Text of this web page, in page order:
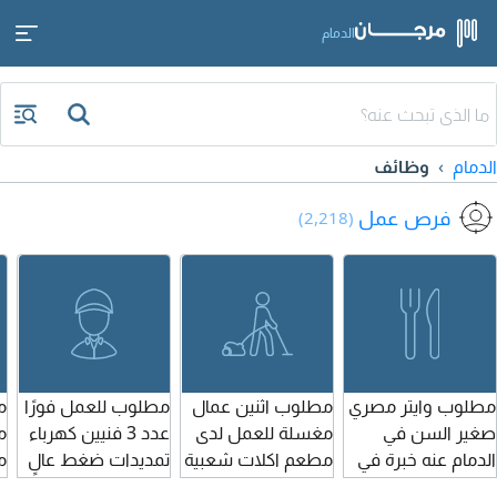
الدمام
الدمام وظائف
فرص عمل (2,218)
مطلوب وايتر مصري
صغير السن في
الدمام عنه خبرة في
التعامل مع العملاء
مطلوب اثنين عمال
مغسلة للعمل لدى
مطعم اكلات شعبية
في الدمام
مطلوب للعمل فورًا
عدد 3 فنيين كهرباء
تمديدات ضغط عالٍ
ومتوسط للعمل في